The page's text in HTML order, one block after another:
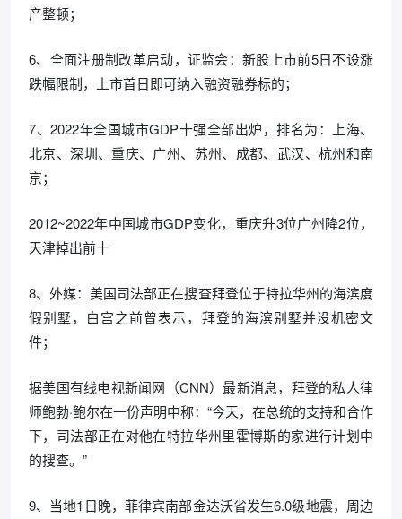
产整顿；
6、全面注册制改革启动，证监会：新股上市前5日不设涨
跌幅限制，上市首日即可纳入融资融券标的；
7、2022年全国城市GDP十强全部出炉，排名为：上海、
北京、深圳、重庆、广州、苏州、成都、武汉、杭州和南
京；
2012~2022年中国城市GDP变化，重庆升3位广州降2位，
天津掉出前十
8、外媒：美国司法部正在搜查拜登位于特拉华州的海滨度
假别墅，白宫之前曾表示，拜登的海滨别墅并没机密文
件；
据美国有线电视新闻网（CNN）最新消息，拜登的私人律
师鲍勃·鲍尔在一份声明中称：“今天，在总统的支持和合作
下，司法部正在对他在特拉华州里霍博斯的家进行计划中
的搜查。”
9、当地1日晚，菲律宾南部金达沃省发生6.0级地震，周边